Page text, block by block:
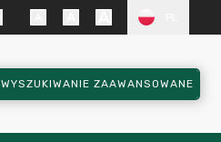
WYSZUKIWANIE ZAAWANSOWANE